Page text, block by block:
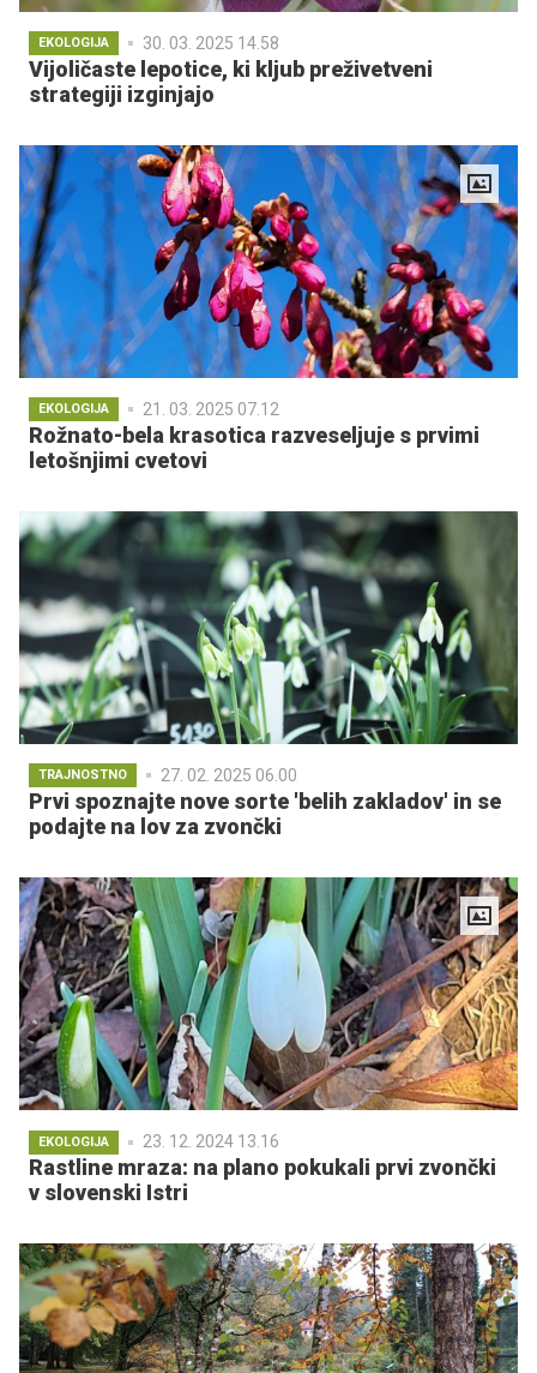
EKOLOGIJA 30. 03. 2025 14.58
Vijoličaste lepotice, ki kljub preživetveni
strategiji izginjajo
EKOLOGIJA 21. 03. 2025 07.12
Rožnato-bela krasotica razveseljuje s prvimi
letošnjimi cvetovi
TRAJNOSTNO 27. 02. 2025 06.00
Prvi spoznajte nove sorte 'belih zakladov' in se
podajte na lov za zvončki
EKOLOGIJA 23. 12. 2024 13.16
Rastline mraza: na plano pokukali prvi zvončki
v slovenski Istri